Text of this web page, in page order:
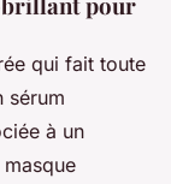
qui fait toute
sérum
à un